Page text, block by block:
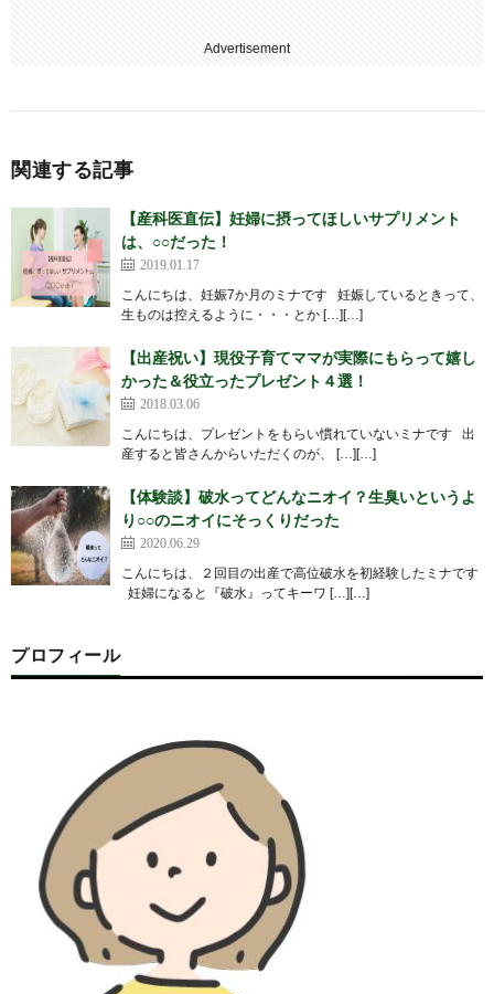
Advertisement
関連する記事
【産科医直伝】妊婦に摂ってほしいサプリメント
は、○○だった！
2019.01.17
こんにちは、妊娠7か月のミナです 妊娠しているときって、
生ものは控えるように・・・とか […][…]
【出産祝い】現役子育てママが実際にもらって嬉し
かった＆役立ったプレゼント４選！
2018.03.06
こんにちは、プレゼントをもらい慣れていないミナです 出
産すると皆さんからいただくのが、 […][…]
【体験談】破水ってどんなニオイ？生臭いというよ
り○○のニオイにそっくりだった
2020.06.29
こんにちは、２回目の出産で高位破水を初経験したミナです
妊婦になると『破水』ってキーワ […][…]
プロフィール